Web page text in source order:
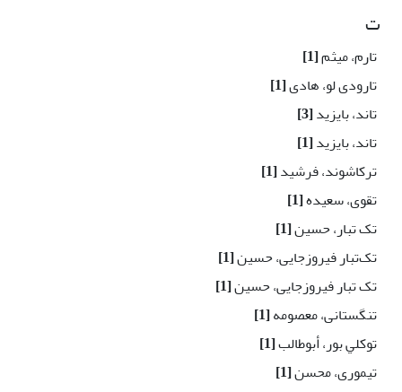
ت
تارم، میثم[1]
تارودی لو، هادی[1]
تاند، بایزید[3]
تاند، بایزید[1]
ترکاشوند، فرشید[1]
تقوی، سعیده[1]
تک تبار، حسین[1]
تک‌تبار فیروزجایی، حسین[1]
تک تبار فیروزجایی، حسین[1]
تنگستانی، معصومه[1]
توکلي بور، أبوطالب[1]
تیمورى، محسن[1]